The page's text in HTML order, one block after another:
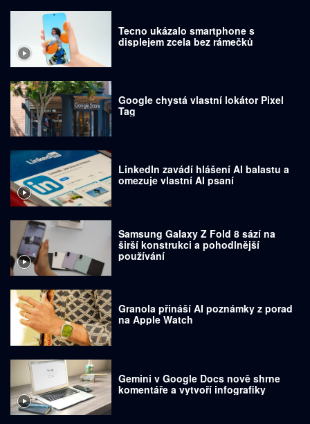
Tecno ukázalo smartphone s
displejem zcela bez rámečků
Google chystá vlastní lokátor Pixel
Tag
LinkedIn zavádí hlášení AI balastu a
omezuje vlastní AI psaní
Samsung Galaxy Z Fold 8 sází na
širší konstrukci a pohodlnější
používání
Granola přináší AI poznámky z porad
na Apple Watch
Gemini v Google Docs nově shrne
komentáře a vytvoří infografiky